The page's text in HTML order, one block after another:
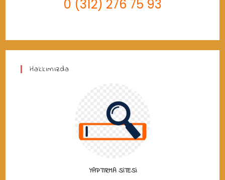
0 (312) 276 75 93
Hakkımızda
YAPTIRMA SITESI